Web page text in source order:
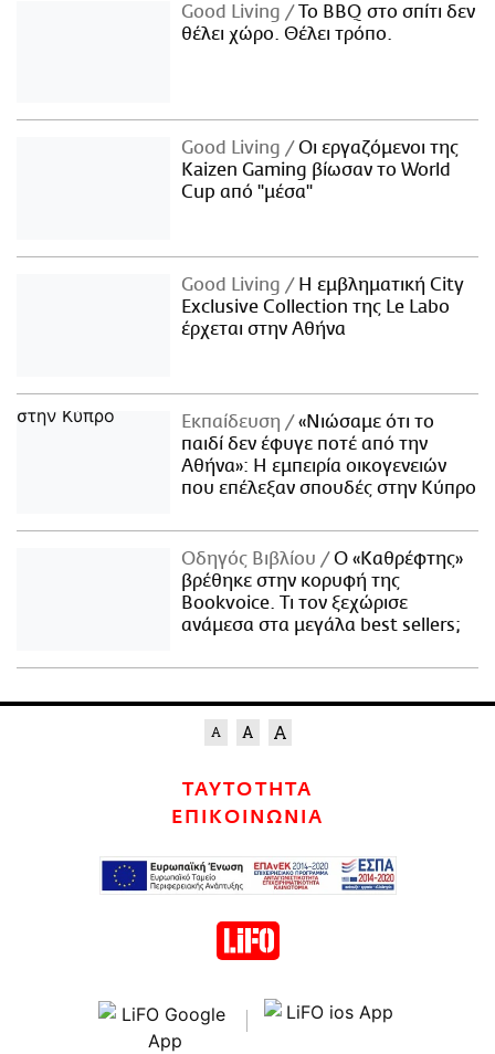
Good Living
Το BBQ στο σπίτι δεν
θέλει χώρο. Θέλει τρόπο.
Good Living
Οι εργαζόμενοι της
Kaizen Gaming βίωσαν το World
Cup από "μέσα"
Good Living
Η εμβληματική City
Exclusive Collection της Le Labo
έρχεται στην Αθήνα
Εκπαίδευση
«Νιώσαμε ότι το
παιδί δεν έφυγε ποτέ από την
Αθήνα»: Η εμπειρία οικογενειών
που επέλεξαν σπουδές στην Κύπρο
Οδηγός Βιβλίου
Ο «Καθρέφτης»
βρέθηκε στην κορυφή της
Bookvoice. Τι τον ξεχώρισε
ανάμεσα στα μεγάλα best sellers;
ΤΑΥΤΟΤΗΤΑ
ΕΠΙΚΟΙΝΩΝΙΑ